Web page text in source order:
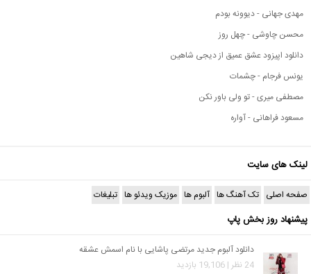
مهدی جهانی - دیوونه بودم
محسن چاوشی - چهل روز
دانلود اپیزود عشق عمیق از دیجی شاهین
یونس فرجام - چشمات
مصطفی میری - تو ولی باور نکن
مسعود فراهانی - آواره
لینک های سایت
صفحه اصلی تک آهنگ ها آلبوم ها موزیک ویدئو ها تبلیغات
پیشنهاد روز بخش پاپ
دانلود آلبوم جدید مرتضی پاشایی با نام اسمش عشقه
24 نظر | 19,106 بازدید